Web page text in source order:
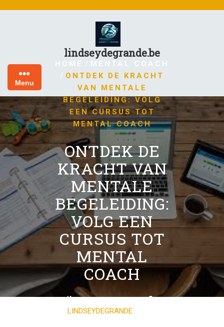
lindseydegrande.be
Menu
HOME / MENTAL COACH
/ ONTDEK DE KRACHT
VAN MENTALE
BEGELEIDING: VOLG
EEN CURSUS TOT
MENTAL COACH
ONTDEK DE
KRACHT VAN
MENTALE
BEGELEIDING:
VOLG EEN
CURSUS TOT
MENTAL
COACH
03 DECEMBER 2024
LINDSEYDEGRANDE